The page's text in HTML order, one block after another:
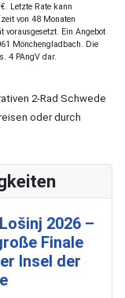
Letzte Rate kann
von 48 Monaten
vorausgesetzt. Ein Angebot
Mönchengladbach. Die
4 PAngV dar.
2-Rad Schwede
oder durch
2026 –
Finale
Insel der